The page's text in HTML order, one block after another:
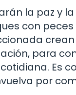
la paz y
con
para
Es
por